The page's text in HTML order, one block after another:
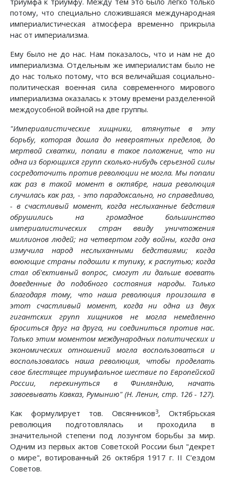
потому, что специально сложившаяся международная
империалистическая атмосфера временно прикрыла
нас от империализма.
Ему было не до нас. Нам показалось, что и нам не до
империализма. Отдельным же империалистам было не
до нас только потому, что вся величайшая социально-
политическая военная сила современного мирового
империализма оказалась к этому времени разделенной
междоусобной войной на две группы.
"Империалистические хищники, втянутые в эту
борьбу, которая дошла до невероятных пределов, до
мертвой схватки, попали в такое положение, что ни
одна из борющихся групп сколько-нибудь серьезной силы
сосредоточить против революции не могла. Мы попали
как раз в такой момент в октябре, наша революция
случилась как раз, - это парадоксально, но справедливо,
- в счастливый момент, когда неслыханные бедствия
обрушились на громадное большинство
империалистических стран ввиду уничтожения
миллионов людей; на четвертом году войны, когда она
измучила народ неслыханными бедствиями; когда
воюющие страны подошли к тупику, к распутью; когда
стал об'ективный вопрос, смогут ли дальше воевать
доведенные до подобного состояния народы. Только
благодаря тому, что наша революция произошла в
этот счастливый момент, когда ни одна из двух
гигантских групп хищников не могла немедленно
броситься друг на друга, ни соединиться против нас.
Только этим моментом международных политических и
экономических отношений могла воспользоваться и
воспользовалась наша революция, чтобы проделать
свое блестящее триумфальное шествие по Европейской
России, перекинуться в Финляндию, начать
завоевывать Кавказ, Румынию" (Н. Ленин, стр. 126 - 127).
Как формулирует тов. Овсянников3, Октябрьская
революция подготовлялась и проходила в
значительной степени под лозунгом борьбы за мир.
Одним из первых актов Советской России был "декрет
о мире", вотированный 26 октября 1917 г. II С'ездом
Советов.